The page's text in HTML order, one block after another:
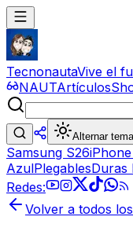
TecnonautaVive el
NAUTArtículos
Alternar tema
Samsung S26iPhone
AzulPlegablesDuras
Redes:
Volver a todos